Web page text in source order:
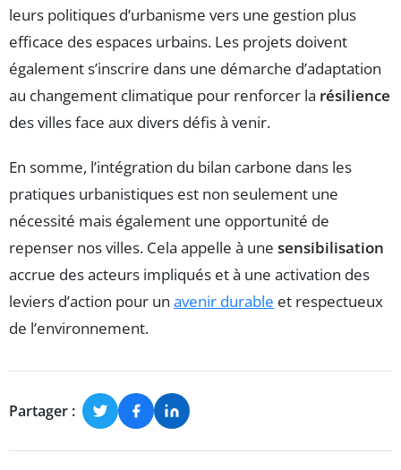
leurs politiques d’urbanisme vers une gestion plus
efficace des espaces urbains. Les projets doivent
également s’inscrire dans une démarche d’adaptation
au changement climatique pour renforcer la résilience
des villes face aux divers défis à venir.
En somme, l’intégration du bilan carbone dans les
pratiques urbanistiques est non seulement une
nécessité mais également une opportunité de
repenser nos villes. Cela appelle à une sensibilisation
accrue des acteurs impliqués et à une activation des
leviers d’action pour un avenir durable et respectueux
de l’environnement.
Partager :